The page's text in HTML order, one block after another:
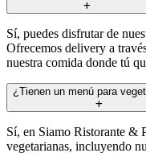
Sí, puedes disfrutar de
Ofrecemos delivery a
nuestra comida donde tú
¿Tienen un menú para
Sí, en Siamo Ristorante &
vegetarianas, incluyendo